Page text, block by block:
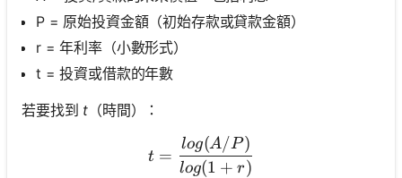
問
題
提
您
P = 原始投資金額（初始存款或貸款金額）
r = 年利率（小數形式）
t = 投資或借款的年數
若要找到 t （時間）：
t = \frac{log(A/
t =
log(1 + r)
log(A/P)